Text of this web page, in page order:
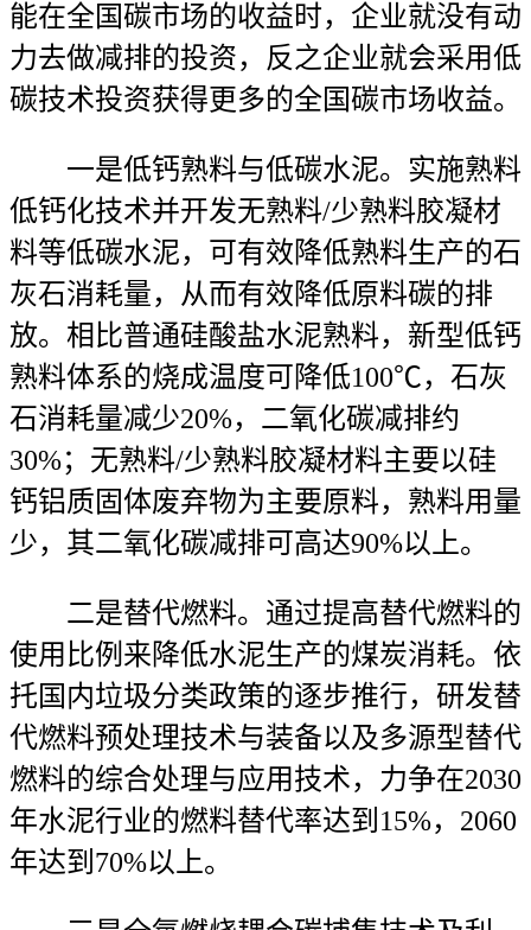
能在全国碳市场的收益时，企业就没有动
力去做减排的投资，反之企业就会采用低
碳技术投资获得更多的全国碳市场收益。
一是低钙熟料与低碳水泥。实施熟料
低钙化技术并开发无熟料/少熟料胶凝材
料等低碳水泥，可有效降低熟料生产的石
灰石消耗量，从而有效降低原料碳的排
放。相比普通硅酸盐水泥熟料，新型低钙
熟料体系的烧成温度可降低100℃，石灰
石消耗量减少20%，二氧化碳减排约
30%；无熟料/少熟料胶凝材料主要以硅
钙铝质固体废弃物为主要原料，熟料用量
少，其二氧化碳减排可高达90%以上。
二是替代燃料。通过提高替代燃料的
使用比例来降低水泥生产的煤炭消耗。依
托国内垃圾分类政策的逐步推行，研发替
代燃料预处理技术与装备以及多源型替代
燃料的综合处理与应用技术，力争在2030
年水泥行业的燃料替代率达到15%，2060
年达到70%以上。